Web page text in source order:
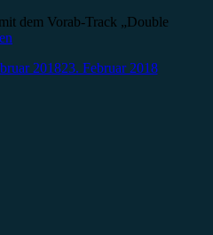
dem Vorab-Track „Double
201823. Februar 2018